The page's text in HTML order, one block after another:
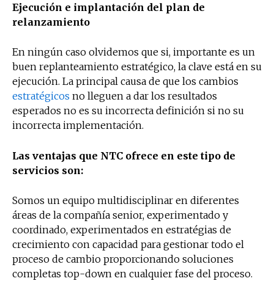
Ejecución e implantación del plan de
relanzamiento
En ningún caso olvidemos que si, importante es un
buen replanteamiento estratégico, la clave está en su
ejecución. La principal causa de que los cambios
estratégicos no lleguen a dar los resultados
esperados no es su incorrecta definición si no su
incorrecta implementación.
Las ventajas que NTC ofrece en este tipo de
servicios son:
Somos un equipo multidisciplinar en diferentes
áreas de la compañía senior, experimentado y
coordinado, experimentados en estratégias de
crecimiento con capacidad para gestionar todo el
proceso de cambio proporcionando soluciones
completas top-down en cualquier fase del proceso.